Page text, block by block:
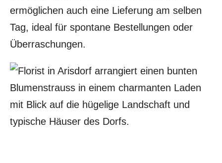
ermöglichen auch eine Lieferung am selben
Tag, ideal für spontane Bestellungen oder
Überraschungen.